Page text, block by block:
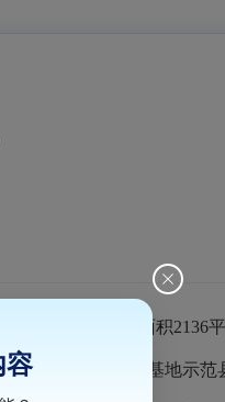
万人，土地面积2136
国家级外贸转型基地示
容